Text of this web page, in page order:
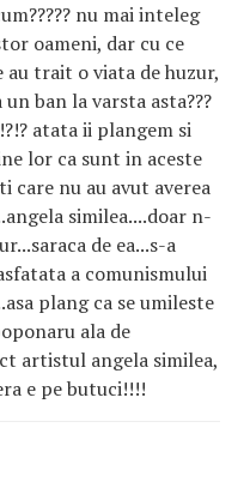
nu mai inteleg
oameni, dar cu ce
au trait o viata de huzur,
ban la varsta asta???
atata ii plangem si
lor ca sunt in aceste
nu au avut averea
similea....doar n-
de ea...s-a
a comunismului
plang ca se umileste
ala de
artistul angela similea,
e pe butuci!!!!